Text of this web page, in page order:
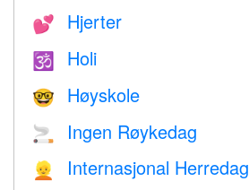
💕 Hjerter
🕉 Holi
🤓 Høyskole
🚬 Ingen Røykedag
👱 Internasjonal Herredag